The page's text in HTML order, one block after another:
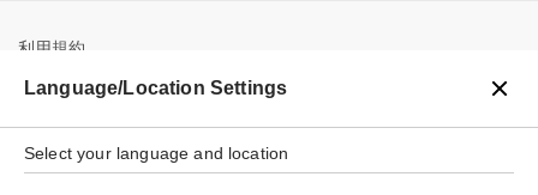
利用規約
プライバシーポリシー
特定商取引法に基づく表示
Language/Location Settings
Select your language and location